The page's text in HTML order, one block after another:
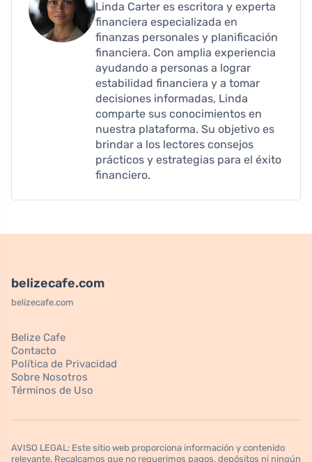
Linda Carter es escritora y experta
financiera especializada en
finanzas personales y planificación
financiera. Con amplia experiencia
ayudando a personas a lograr
estabilidad financiera y a tomar
decisiones informadas, Linda
comparte sus conocimientos en
nuestra plataforma. Su objetivo es
brindar a los lectores consejos
prácticos y estrategias para el éxito
financiero.
belizecafe.com
belizecafe.com
Belize Cafe
Contacto
Política de Privacidad
Sobre Nosotros
Términos de Uso
AVISO LEGAL: Este sitio web proporciona información y contenido
relevante. Recalcamos que no requerimos pagos, depósitos ni ningún